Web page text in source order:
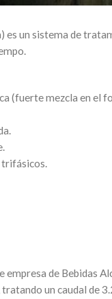
un sistema de
(fuerte mezcla en el
trifásicos.
de Bebidas
un caudal